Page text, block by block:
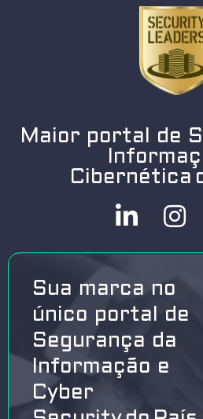
Maior portal de
Cibernética
Sua marca no
único portal de
Segurança da
Informação e
Cyber